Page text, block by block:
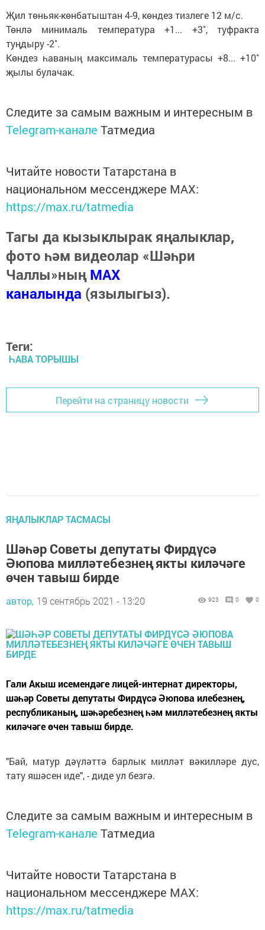
Җил төньяк-көнбатыштан 4-9, көндез тизлеге 12 м/с.
Төнлә минималь температура +1... +3˚, туфракта
туңдыру -2˚.
Көндез һаваның максималь температурасы +8... +10˚
җылы булачак.
Следите за самым важным и интересным в
Telegram-канале Татмедиа
Читайте новости Татарстана в
национальном мессенджере MАХ:
https://max.ru/tatmedia
Тагы да кызыклырак яңалыклар,
фото һәм видеолар «Шәһри
Чаллы»ныңMAX
каналында (язылыгыз).
Теги:
ҺАВА ТОРЫШЫ
Перейти на страницу новости
ЯҢАЛЫКЛАР ТАСМАСЫ
Шәһәр Советы депутаты Фирдүсә
Әюпова милләтебезнең якты киләчәге
өчен тавыш бирде
автор, 19 сентябрь 2021 - 13:20 923 0 0
Гали Акыш исемендәге лицей-интернат директоры,
шәһәр Советы депутаты Фирдүсә Әюпова илебезнең,
республиканың, шәһәребезнең һәм милләтебезнең якты
киләчәге өчен тавыш бирде.
"Бай, матур дәүләттә барлык милләт вәкилләре дус,
тату яшәсен иде", - диде ул безгә.
Следите за самым важным и интересным в
Telegram-канале Татмедиа
Читайте новости Татарстана в
национальном мессенджере MАХ:
https://max.ru/tatmedia